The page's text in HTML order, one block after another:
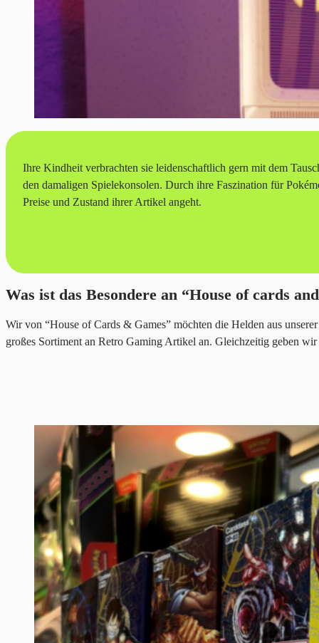
Ihre Kindheit verbrachten sie leidenschaftlich gern mit dem
den damaligen Spielekonsolen. Durch ihre Faszination für
Preise und Zustand ihrer Artikel angeht.
Was ist das Besondere an “House of cards
Wir von “House of Cards & Games” möchten die Helden aus
großes Sortiment an Retro Gaming Artikel an. Gleichzeitig geben